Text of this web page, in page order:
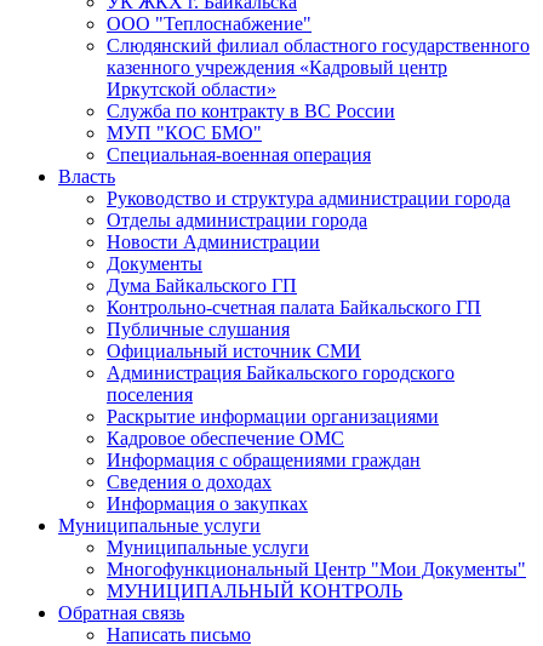
ООО "Теплоснабжение"
Слюдянский филиал областного государственного
казенного учреждения «Кадровый центр
Иркутской области»
Служба по контракту в ВС России
МУП "КОС БМО"
Специальная-военная операция
Власть
Руководство и структура администрации города
Отделы администрации города
Новости Администрации
Документы
Дума Байкальского ГП
Контрольно-счетная палата Байкальского ГП
Публичные слушания
Официальный источник СМИ
Администрация Байкальского городского
поселения
Раскрытие информации организациями
Кадровое обеспечение ОМС
Информация с обращениями граждан
Сведения о доходах
Информация о закупках
Муниципальные услуги
Муниципальные услуги
Многофункциональный Центр "Мои Документы"
МУНИЦИПАЛЬНЫЙ КОНТРОЛЬ
Обратная связь
Написать письмо